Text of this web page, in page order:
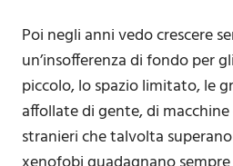
Poi negli anni vedo crescere
un’insofferenza di fondo per
piccolo, lo spazio limitato, le
affollate di gente, di
stranieri che talvolta